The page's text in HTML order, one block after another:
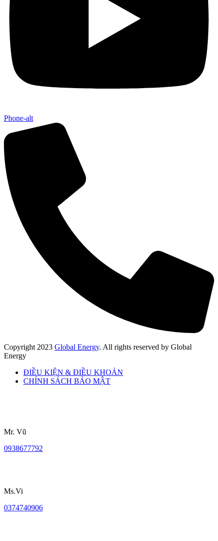
Phone-alt
Copyright 2023 Global Energy. All rights reserved by Global
Energy
ĐIỀU KIỆN & ĐIỀU KHOẢN
CHÍNH SÁCH BẢO MẬT
Mr. Vũ
0938677792
Ms.Vi
0374740906